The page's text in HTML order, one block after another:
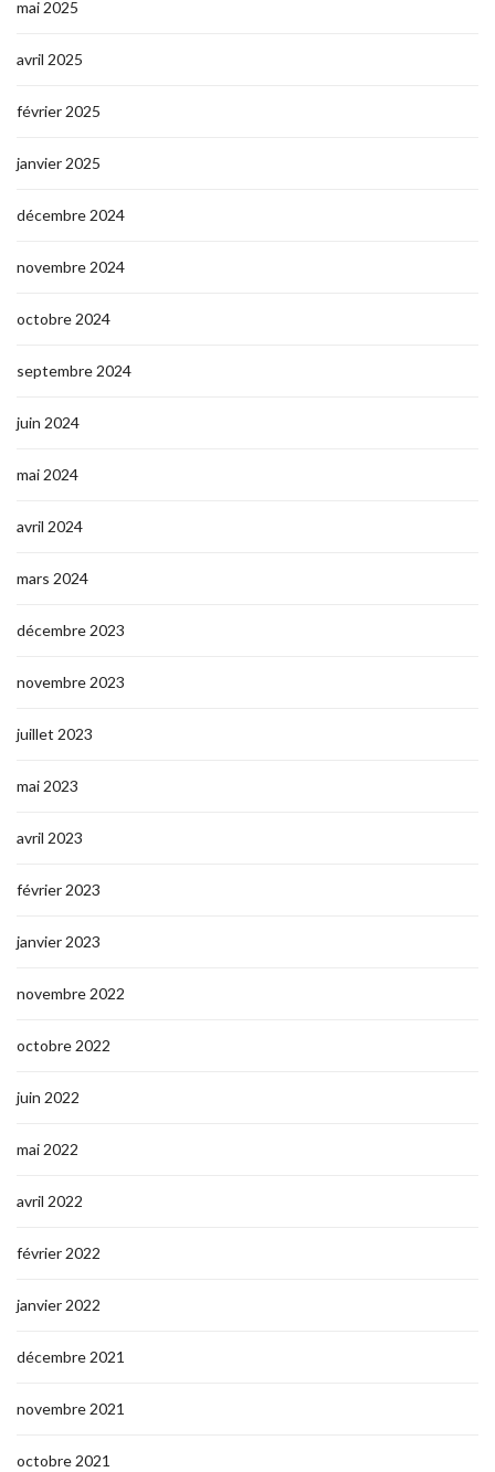
mai 2025
avril 2025
février 2025
janvier 2025
décembre 2024
novembre 2024
octobre 2024
septembre 2024
juin 2024
mai 2024
avril 2024
mars 2024
décembre 2023
novembre 2023
juillet 2023
mai 2023
avril 2023
février 2023
janvier 2023
novembre 2022
octobre 2022
juin 2022
mai 2022
avril 2022
février 2022
janvier 2022
décembre 2021
novembre 2021
octobre 2021